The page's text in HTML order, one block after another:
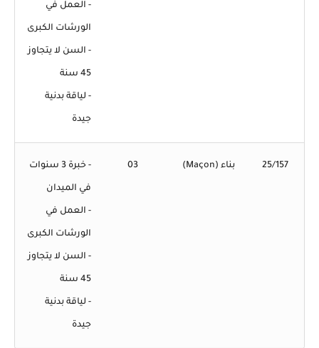
- العمل في
الورشات الكبرى
- السن لا يتجاوز
45 سنة
- لياقة بدنية
جيدة
25/157 بناء (Maçon) 03 - خبرة 3 سنوات
في الميدان
- العمل في
الورشات الكبرى
- السن لا يتجاوز
45 سنة
- لياقة بدنية
جيدة